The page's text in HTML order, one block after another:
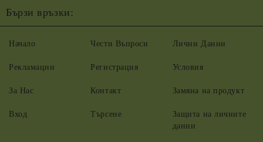
Бързи връзки:
Начало
Рекламации
За Нас
Вход
Чести Въпроси
Регистрация
Контакт
Търсене
Лични Данни
Условия
Замяна на продукт
Защита на личните
данни